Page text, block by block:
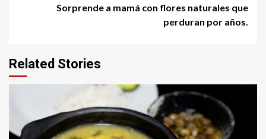
Sorprende a mamá con flores naturales que
perduran por años.
Related Stories